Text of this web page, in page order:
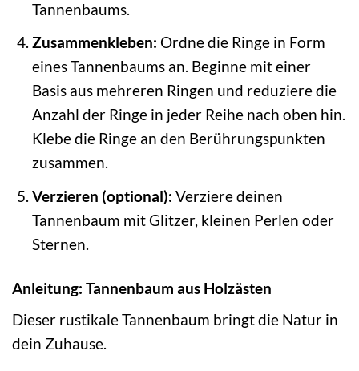
Tannenbaums.
Zusammenkleben: Ordne die Ringe in Form
eines Tannenbaums an. Beginne mit einer
Basis aus mehreren Ringen und reduziere die
Anzahl der Ringe in jeder Reihe nach oben hin.
Klebe die Ringe an den Berührungspunkten
zusammen.
Verzieren (optional): Verziere deinen
Tannenbaum mit Glitzer, kleinen Perlen oder
Sternen.
Anleitung: Tannenbaum aus Holzästen
Dieser rustikale Tannenbaum bringt die Natur in
dein Zuhause.